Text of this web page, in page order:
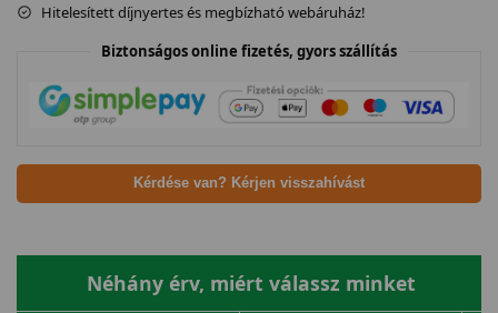
Hitelesített díjnyertes és megbízható webáruház!
Biztonságos online fizetés, gyors szállítás
Kérdése van? Kérjen visszahívást
Néhány érv, miért válassz minket